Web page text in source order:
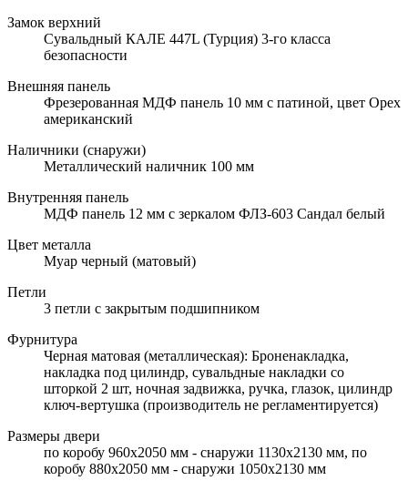
Замок верхний
Сувальдный КАЛЕ 447L (Турция) 3-го класса
безопасности
Внешняя панель
Фрезерованная МДФ панель 10 мм с патиной, цвет Орех
американский
Наличники (снаружи)
Металлический наличник 100 мм
Внутренняя панель
МДФ панель 12 мм с зеркалом ФЛЗ-603 Сандал белый
Цвет металла
Муар черный (матовый)
Петли
3 петли с закрытым подшипником
Фурнитура
Черная матовая (металлическая): Броненакладка,
накладка под цилиндр, сувальдные накладки со
шторкой 2 шт, ночная задвижка, ручка, глазок, цилиндр
ключ-вертушка (производитель не регламентируется)
Размеры двери
по коробу 960х2050 мм - снаружи 1130х2130 мм, по
коробу 880х2050 мм - снаружи 1050х2130 мм